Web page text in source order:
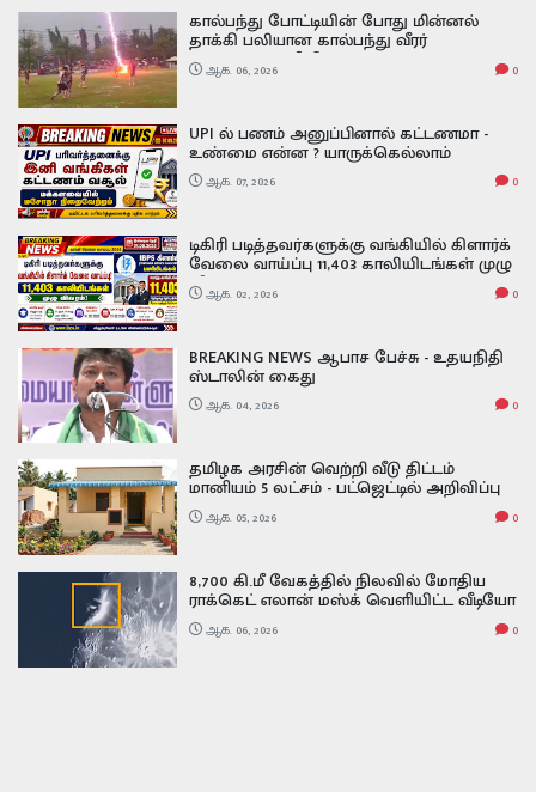
கால்பந்து போட்டியின் போது மின்னல்
தாக்கி பலியான கால்பந்து வீரர்
வைரலாகும் வீடியோ footballer has
tragically died after being struck by
ஆக. 06, 2026 0
UPI ல் பணம் அனுப்பினால் கட்டணமா -
உண்மை என்ன ? யாருக்கெல்லாம்
கட்டணம் வசூலிக்கப்படும்? - நிதியமைச்சர்
விளக்கம்!
ஆக. 07, 2026 0
டிகிரி படித்தவர்களுக்கு வங்கியில் கிளார்க்
வேலை வாய்ப்பு 11,403 காலியிடங்கள் முழு
விவரம் ibps clerk exam date 2026
ஆக. 02, 2026 0
BREAKING NEWS ஆபாச பேச்சு - உதயநிதி
ஸ்டாலின் கைது
ஆக. 04, 2026 0
தமிழக அரசின் வெற்றி வீடு திட்டம்
மானியம் 5 லட்சம் - பட்ஜெட்டில் அறிவிப்பு
ஆக. 05, 2026 0
8,700 கி.மீ வேகத்தில் நிலவில் மோதிய
ராக்கெட் எலான் மஸ்க் வெளியிட்ட வீடியோ
Falcon 9 Rocket Crash on Moon video
ஆக. 06, 2026 0